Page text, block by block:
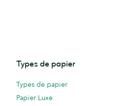
Types de papier
Types de papier
Papier Luxe